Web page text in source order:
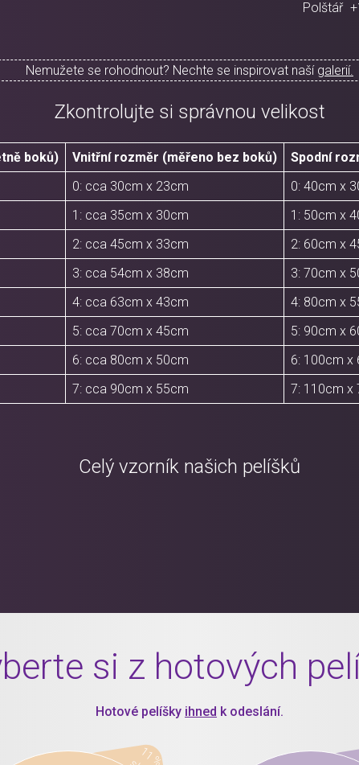
Polštář
Nemužete se rohodnout? Nechte se inspirovat naší galerií.
Zkontrolujte si správnou velikost
boků) Vnitřní rozměr (měřeno bez boků) Spodní
0: cca 30cm x 23cm 0: 40cm x
1: cca 35cm x 30cm 1: 50cm x
2: cca 45cm x 33cm 2: 60cm x
3: cca 54cm x 38cm 3: 70cm x
4: cca 63cm x 43cm 4: 80cm x
5: cca 70cm x 45cm 5: 90cm x
6: cca 80cm x 50cm 6: 100cm x
7: cca 90cm x 55cm 7: 110cm x
Celý vzorník našich pelíšků
si z hotových
Hotové pelíšky ihned k odeslání.
11 %